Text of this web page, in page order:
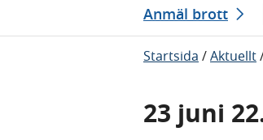
Anmäl brott
Startsida /Aktuellt
23 juni